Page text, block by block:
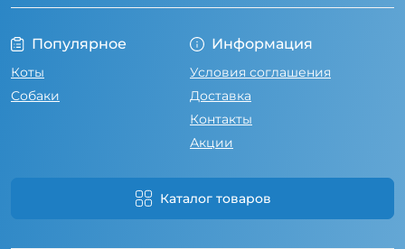
Популярное
Коты
Собаки
Информация
Условия соглашения
Доставка
Контакты
Акции
Каталог товаров